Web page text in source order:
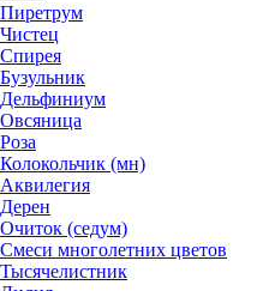
Пиретрум
Чистец
Спирея
Бузульник
Дельфиниум
Овсяница
Роза
Колокольчик (мн)
Аквилегия
Дерен
Очиток (седум)
Смеси многолетних цветов
Тысячелистник